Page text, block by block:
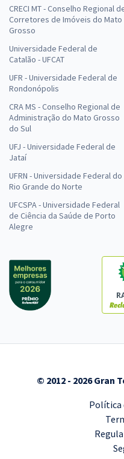
CRECI MT - Conselho Regional
Corretores de Imóveis do Mato
Grosso
Universidade Federal de
Catalão - UFCAT
UFR - Universidade Federal de
Rondonópolis
CRA MS - Conselho Regional de
Administração do Mato Grosso
do Sul
UFJ - Universidade Federal de
Jataí
UFRN - Universidade Federal do
Rio Grande do Norte
UFCSPA - Universidade Federal
de Ciência da Saúde de Porto
Alegre
© 2012 - 2026 Gran
Política